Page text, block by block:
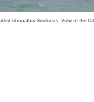
Idiopathic Scoliosis. View of the